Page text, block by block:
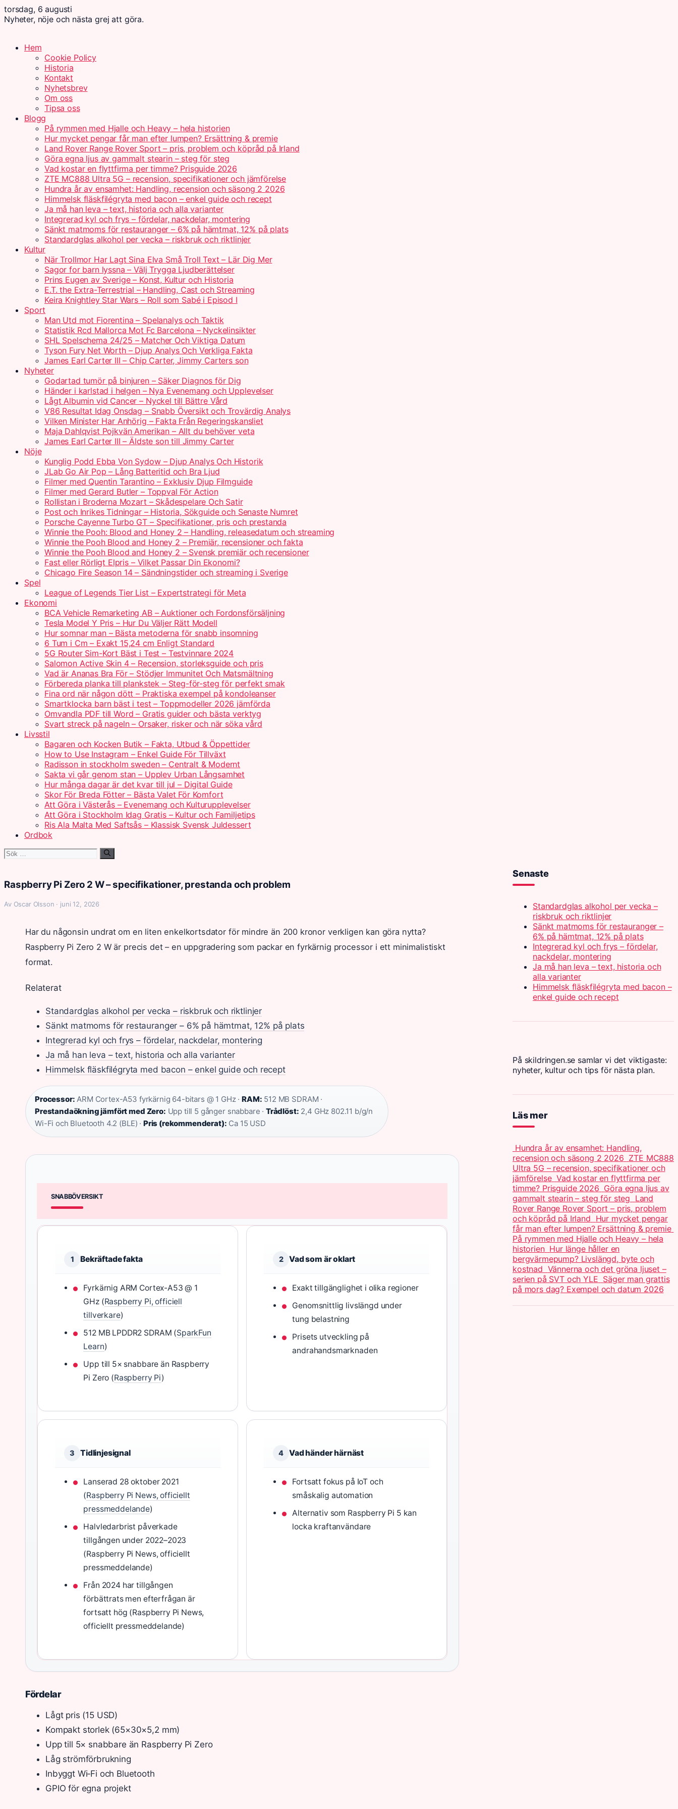
torsdag, 6 augusti
Nyheter, nöje och nästa grej att göra.
Hem
Cookie Policy
Historia
Kontakt
Nyhetsbrev
Om oss
Tipsa oss
Blogg
På rymmen med Hjalle och Heavy – hela historien
Hur mycket pengar får man efter lumpen? Ersättning & premie
Land Rover Range Rover Sport – pris, problem och köpråd på Irland
Göra egna ljus av gammalt stearin – steg för steg
Vad kostar en flyttfirma per timme? Prisguide 2026
ZTE MC888 Ultra 5G – recension, specifikationer och jämförelse
Hundra år av ensamhet: Handling, recension och säsong 2 2026
Himmelsk fläskfilégryta med bacon – enkel guide och recept
Ja må han leva – text, historia och alla varianter
Integrerad kyl och frys – fördelar, nackdelar, montering
Sänkt matmoms för restauranger – 6% på hämtmat, 12% på plats
Standardglas alkohol per vecka – riskbruk och riktlinjer
Kultur
När Trollmor Har Lagt Sina Elva Små Troll Text – Lär Dig Mer
Sagor for barn lyssna – Välj Trygga Ljudberättelser
Prins Eugen av Sverige – Konst, Kultur och Historia
E.T. the Extra-Terrestrial – Handling, Cast och Streaming
Keira Knightley Star Wars – Roll som Sabé i Episod I
Sport
Man Utd mot Fiorentina – Spelanalys och Taktik
Statistik Rcd Mallorca Mot Fc Barcelona – Nyckelinsikter
SHL Spelschema 24/25 – Matcher Och Viktiga Datum
Tyson Fury Net Worth – Djup Analys Och Verkliga Fakta
James Earl Carter III – Chip Carter, Jimmy Carters son
Nyheter
Godartad tumör på binjuren – Säker Diagnos för Dig
Händer i karlstad i helgen – Nya Evenemang och Upplevelser
Lågt Albumin vid Cancer – Nyckel till Bättre Vård
V86 Resultat Idag Onsdag – Snabb Översikt och Trovärdig Analys
Vilken Minister Har Anhörig – Fakta Från Regeringskansliet
Maja Dahlqvist Pojkvän Amerikan – Allt du behöver veta
James Earl Carter III – Äldste son till Jimmy Carter
Nöje
Kunglig Podd Ebba Von Sydow – Djup Analys Och Historik
JLab Go Air Pop – Lång Batteritid och Bra Ljud
Filmer med Quentin Tarantino – Exklusiv Djup Filmguide
Filmer med Gerard Butler – Toppval För Action
Rollistan i Broderna Mozart – Skådespelare Och Satir
Post och Inrikes Tidningar – Historia, Sökguide och Senaste Numret
Porsche Cayenne Turbo GT – Specifikationer, pris och prestanda
Winnie the Pooh: Blood and Honey 2 – Handling, releasedatum och streaming
Winnie the Pooh Blood and Honey 2 – Premiär, recensioner och fakta
Winnie the Pooh Blood and Honey 2 – Svensk premiär och recensioner
Fast eller Rörligt Elpris – Vilket Passar Din Ekonomi?
Chicago Fire Season 14 – Sändningstider och streaming i Sverige
Spel
League of Legends Tier List – Expertstrategi för Meta
Ekonomi
BCA Vehicle Remarketing AB – Auktioner och Fordonsförsäljning
Tesla Model Y Pris – Hur Du Väljer Rätt Modell
Hur somnar man – Bästa metoderna för snabb insomning
6 Tum i Cm – Exakt 15,24 cm Enligt Standard
5G Router Sim-Kort Bäst i Test – Testvinnare 2024
Salomon Active Skin 4 – Recension, storleksguide och pris
Vad är Ananas Bra För – Stödjer Immunitet Och Matsmältning
Förbereda planka till plankstek – Steg-för-steg för perfekt smak
Fina ord när någon dött – Praktiska exempel på kondoleanser
Smartklocka barn bäst i test – Toppmodeller 2026 jämförda
Omvandla PDF till Word – Gratis guider och bästa verktyg
Svart streck på nageln – Orsaker, risker och när söka vård
Livsstil
Bagaren och Kocken Butik – Fakta, Utbud & Öppettider
How to Use Instagram – Enkel Guide För Tillväxt
Radisson in stockholm sweden – Centralt & Modernt
Sakta vi går genom stan – Upplev Urban Långsamhet
Hur många dagar är det kvar till jul – Digital Guide
Skor För Breda Fötter – Bästa Valet För Komfort
Att Göra i Västerås – Evenemang och Kulturupplevelser
Att Göra i Stockholm Idag Gratis – Kultur och Familjetips
Ris Ala Malta Med Saftsås – Klassisk Svensk Juldessert
Ordbok
Sök
Raspberry Pi Zero 2 W – specifikationer, prestanda och problem
Av Oscar Olsson · juni 12, 2026
Har du någonsin undrat om en liten enkelkortsdator för mindre än 200 kronor verkligen kan göra nytta?
Raspberry Pi Zero 2 W är precis det – en uppgradering som packar en fyrkärnig processor i ett minimalistiskt
format.
Relaterat
Standardglas alkohol per vecka – riskbruk och riktlinjer
Sänkt matmoms för restauranger – 6% på hämtmat, 12% på plats
Integrerad kyl och frys – fördelar, nackdelar, montering
Ja må han leva – text, historia och alla varianter
Himmelsk fläskfilégryta med bacon – enkel guide och recept
Processor: ARM Cortex-A53 fyrkärnig 64-bitars @ 1 GHz ·RAM: 512 MB SDRAM ·
Prestandaökning jämfört med Zero: Upp till 5 gånger snabbare · Trådlöst: 2,4 GHz 802.11 b/g/n
Wi-Fi och Bluetooth 4.2 (BLE) · Pris (rekommenderat): Ca 15 USD
SNABBÖVERSIKT
1 Bekräftade fakta
Fyrkärnig ARM Cortex-A53 @ 1
GHz (Raspberry Pi, officiell
tillverkare)
512 MB LPDDR2 SDRAM (SparkFun
Learn)
Upp till 5× snabbare än Raspberry
Pi Zero (Raspberry Pi)
2 Vad som är oklart
Exakt tillgänglighet i olika regioner
Genomsnittlig livslängd under
tung belastning
Prisets utveckling på
andrahandsmarknaden
3 Tidlinjesignal
Lanserad 28 oktober 2021
(Raspberry Pi News, officiellt
pressmeddelande)
Halvledarbrist påverkade
tillgången under 2022–2023
(Raspberry Pi News, officiellt
pressmeddelande)
Från 2024 har tillgången
förbättrats men efterfrågan är
fortsatt hög (Raspberry Pi News,
officiellt pressmeddelande)
4 Vad händer härnäst
Fortsatt fokus på IoT och
småskalig automation
Alternativ som Raspberry Pi 5 kan
locka kraftanvändare
Fördelar
Lågt pris (15 USD)
Kompakt storlek (65×30×5,2 mm)
Upp till 5× snabbare än Raspberry Pi Zero
Låg strömförbrukning
Inbyggt Wi‑Fi och Bluetooth
GPIO för egna projekt
Senaste
Standardglas alkohol per vecka –
riskbruk och riktlinjer
Sänkt matmoms för restauranger –
6% på hämtmat, 12% på plats
Integrerad kyl och frys – fördelar,
nackdelar, montering
Ja må han leva – text, historia och
alla varianter
Himmelsk fläskfilégryta med bacon –
enkel guide och recept
På skildringen.se samlar vi det viktigaste:
nyheter, kultur och tips för nästa plan.
Läs mer
Hundra år av ensamhet: Handling,
recension och säsong 2 2026 ZTE MC888
Ultra 5G – recension, specifikationer och
jämförelse Vad kostar en flyttfirma per
timme? Prisguide 2026 Göra egna ljus av
gammalt stearin – steg för steg Land
Rover Range Rover Sport – pris, problem
och köpråd på Irland Hur mycket pengar
får man efter lumpen? Ersättning & premie
På rymmen med Hjalle och Heavy – hela
historien Hur länge håller en
bergvärmepump? Livslängd, byte och
kostnad Vännerna och det gröna ljuset –
serien på SVT och YLE Säger man grattis
på mors dag? Exempel och datum 2026